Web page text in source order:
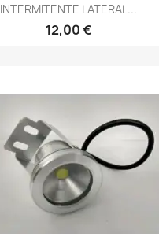
INTERMITENTE LATERAL...
12,00 €